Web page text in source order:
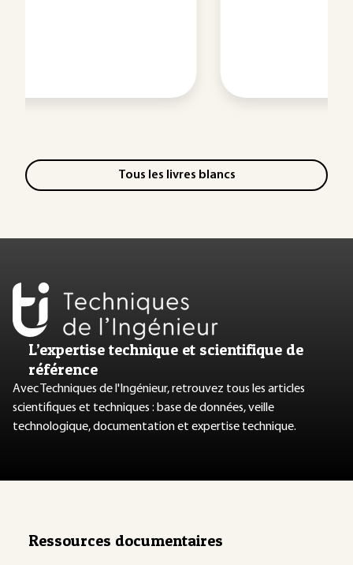
Tous les livres blancs
L’expertise technique et scientifique de
référence
Avec Techniques de l'Ingénieur, retrouvez tous les articles
scientifiques et techniques : base de données, veille
technologique, documentation et expertise technique.
Ressources documentaires